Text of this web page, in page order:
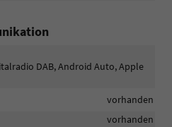
DAB, Android Auto, Apple
vorhanden
vorhanden